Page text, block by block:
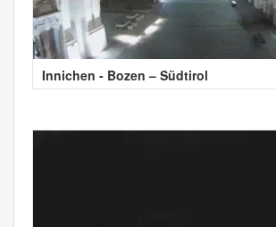
Innichen - Bozen – Südtirol